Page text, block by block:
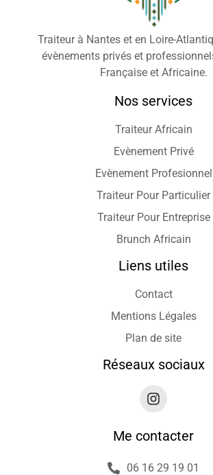
Traiteur à Nantes et en Loire-
évènements privés et
Française et Africaine.
Nos services
Traiteur Africain
Evènement Privé
Evènement Profesionnel
Traiteur Pour Particulier
Traiteur Pour Entreprise
Brunch Africain
Liens utiles
Contact
Mentions Légales
Plan de site
Réseaux sociaux
Me contacter
06 16 29 19 01